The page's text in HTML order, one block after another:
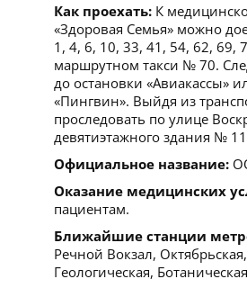
Как проехать: К
«Здоровая Семья» можно
1, 4, 6, 10, 33, 41, 54, 62, 69,
маршрутном такси № 70.
до остановки «Авиакассы»
«Пингвин». Выйдя из
проследовать по улице
девятиэтажного здания №
Официальное название:
Оказание медицинских
пациентам.
Ближайшие станции
Речной Вокзал,
Геологическая,